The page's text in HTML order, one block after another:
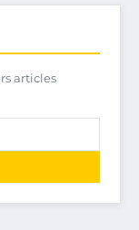
articles